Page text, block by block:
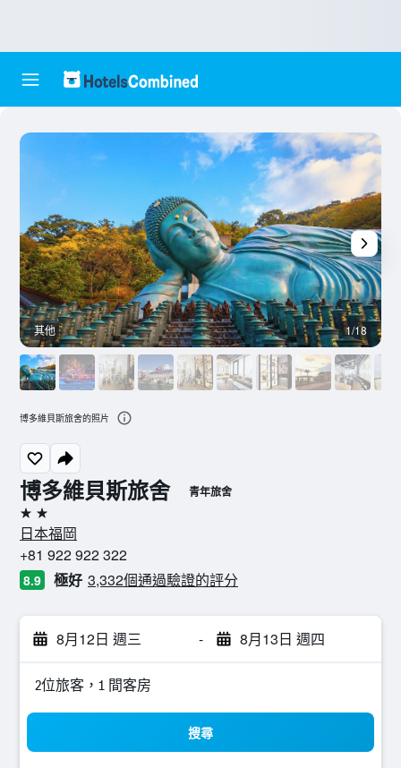
博多維貝斯旅舍 青年旅舍
2星級
日本福岡
+81 922 922 322
8.9 極好 3,332個通過驗證的評分
8月12日 週三 - 8月13日 週四
2位旅客，1 間客房
搜尋
其他 1/18
博多維貝斯旅舍的照片